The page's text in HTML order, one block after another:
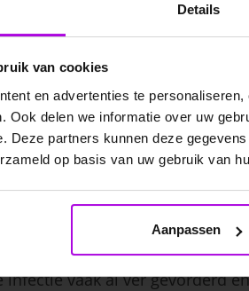
Details
van cookies
en advertenties te
Ook delen we informatie over uw
Deze partners kunnen deze
op basis van uw gebruik van
Aanpassen
vaak al ver gevorderd